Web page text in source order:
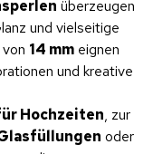
überzeugen
und vielseitige
14 mm eignen
und kreative
Hochzeiten, zur
oder